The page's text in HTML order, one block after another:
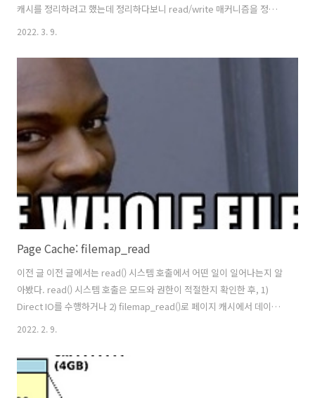
캐시를 정리하려고 했는데 정리하다보니 read/write 매커니즘을 정리
할 수밖에 없었다. 이 글에선 read_iter()가 어떻게 동작한는지 간단하게
filemap_read 이전 글 이전 글에서는 read() 시스템 호출에서 어떤 일
이 일어나는지 알아봤다. read() 시스템 호출은 모드와 권한이 적절한지
확인한 후, 1) Direct IO를 수행하거나 2) filemap_read()로 페이지 캐
시에서 hyeyoo.com 앞선 글에서 read()를 할 때..
2022. 3. 9.
Page Cache: filemap_read
이전 글 이전 글에서는 read() 시스템 호출에서 어떤 일이 일어나는지 알
아봤다. read() 시스템 호출은 모드와 권한이 적절한지 확인한 후, 1)
Direct IO를 수행하거나 2) filemap_read()로 페이지 캐시에서 데이터
를 읽어온다는 것을 알아봤다. VFS: read_iter() & write_iter() 원래는
을 정리할 수밖에 없었다. 이 글에선 read_iter()가 어떻게 동작한는지
간단하게 알아본다. 관련 글 이 글은 가상 파일시스 hyeyoo.com 페이
지 캐시란 디스크의 속도는 어마무시하게 느리다. HDD에서 지연시간이
2022. 2. 9.